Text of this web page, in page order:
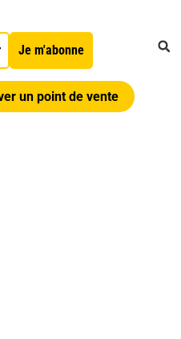
Je m'abonne
un point de vente